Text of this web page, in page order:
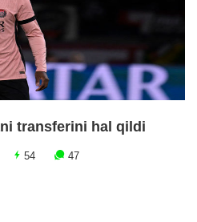
transferini hal qildi
54 47